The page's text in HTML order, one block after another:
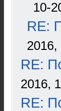
10-
RE:
2016,
RE:
2016,
RE: